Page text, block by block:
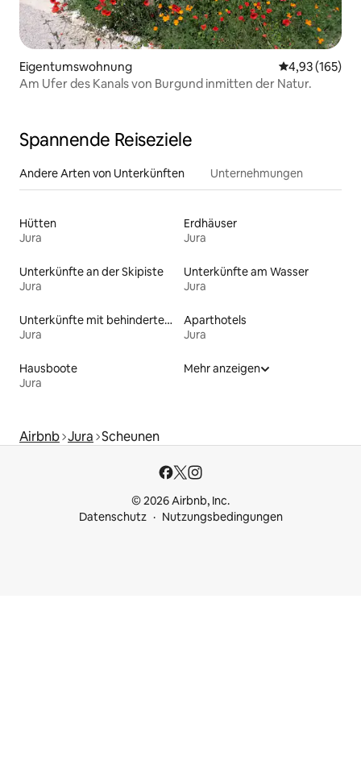
Eigentumswohnung
4,93 (165)
Am Ufer des Kanals von Burgund inmitten der Natur.
Spannende Reiseziele
Andere Arten von Unterkünften Unternehmungen
Hütten
Jura
Erdhäuser
Jura
Unterkünfte an der Skipiste
Jura
Unterkünfte am Wasser
Jura
Unterkünfte mit behindertengerechtem Bett
Jura
Aparthotels
Jura
Hausboote
Jura
Mehr anzeigen
Airbnb Jura Scheunen
© 2026 Airbnb, Inc.
Datenschutz
Nutzungsbedingungen